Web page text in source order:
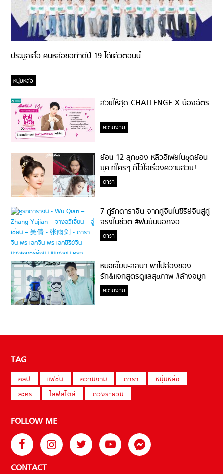
ประมูลเสื้อ คนหล่อขอทำดีปี 19 ได้แล้วตอนนี้
หนุ่มหล่อ
สวยให้สุด CHALLENGE X น้องฉัตร
ความงาม
ย้อน 12 ลุคของ หลิวอี้เฟยในชุดย้อน
ยุค ที่ใครๆ ก็ไว้ใจเรื่องความสวย!
ดารา
7 คู่รักดาราจีน จากคู่จิ้นในซีรี่ย์จีนสู่คู่
จริงในชีวิต #ฟินยันนอกจอ
ดารา
หมอเจี๊ยบ-ลลนา พาไปส่องของ
รัก&แจกสูตรดูแลสุขภาพ #ล้างจมูก
ไม่ยากจะสอนให้
ความงาม
TAG
คลิป แฟชั่น ความงาม ดารา
หนุ่มหล่อ
ละคร
ไลฟ์สไตล์ ดวงรายวัน
FOLLOW ME
CONTACT